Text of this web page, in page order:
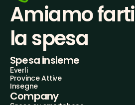
Amiamo farti
la spesa
Spesa insieme
Everli
Province Attive
Insegne
Company